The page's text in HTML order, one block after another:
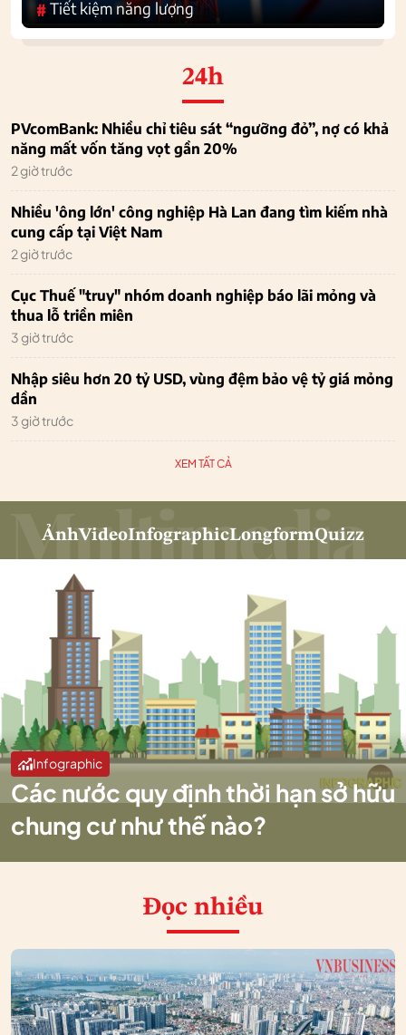
#Tiết kiệm năng lượng
24h
PVcomBank: Nhiều chỉ tiêu sát “ngưỡng đỏ”, nợ có khả
năng mất vốn tăng vọt gần 20%
2 giờ trước
Nhiều 'ông lớn' công nghiệp Hà Lan đang tìm kiếm nhà
cung cấp tại Việt Nam
2 giờ trước
Cục Thuế "truy" nhóm doanh nghiệp báo lãi mỏng và
thua lỗ triền miên
3 giờ trước
Nhập siêu hơn 20 tỷ USD, vùng đệm bảo vệ tỷ giá mỏng
dần
3 giờ trước
XEM TẤT CẢ
ẢnhVideoInfographicLongformQuizz
Infographic
Các nước quy định thời hạn sở hữu
chung cư như thế nào?
Đọc nhiều